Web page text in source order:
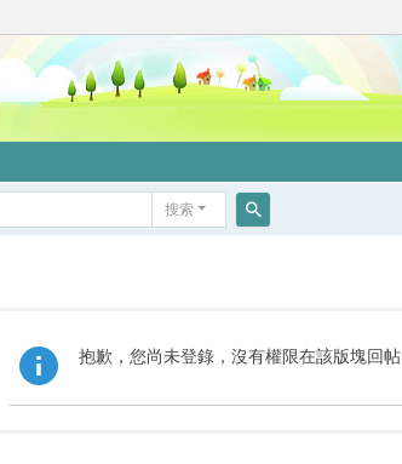
搜索
抱歉，您尚未登錄，沒有權限在該版塊回帖